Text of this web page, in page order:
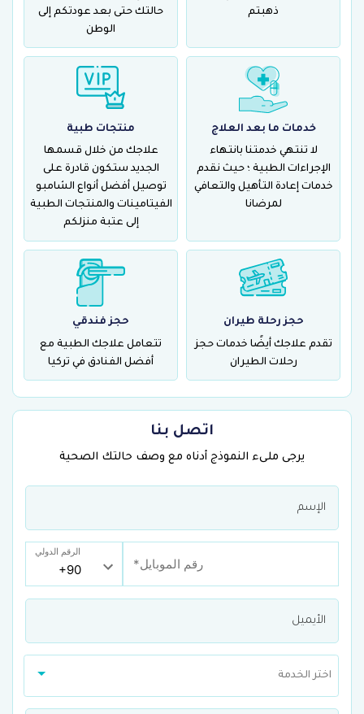
ذهبتم
حالتك حتى بعد عودتكم إلى
الوطن
خدمات ما بعد العلاج
لا تنتهي خدمتنا بانتهاء
الإجراءات الطبية ؛ حيث نقدم
خدمات إعادة التأهيل والتعافي
لمرضانا
منتجات طبية
علاجك من خلال قسمها
الجديد ستكون قادرة على
توصيل أفضل أنواع الشامبو
الفيتامينات والمنتجات الطبية
إلى عتبة منزلكم
حجز رحلة طيران
تقدم علاجك أيضًا خدمات حجز
رحلات الطيران
حجز فندقي
تتعامل علاجك الطبية مع
أفضل الفنادق في تركيا
اتصل بنا
يرجى ملىء النموذج أدناه مع وصف حالتك الصحية
الرقم الدولي
اختر الخدمة